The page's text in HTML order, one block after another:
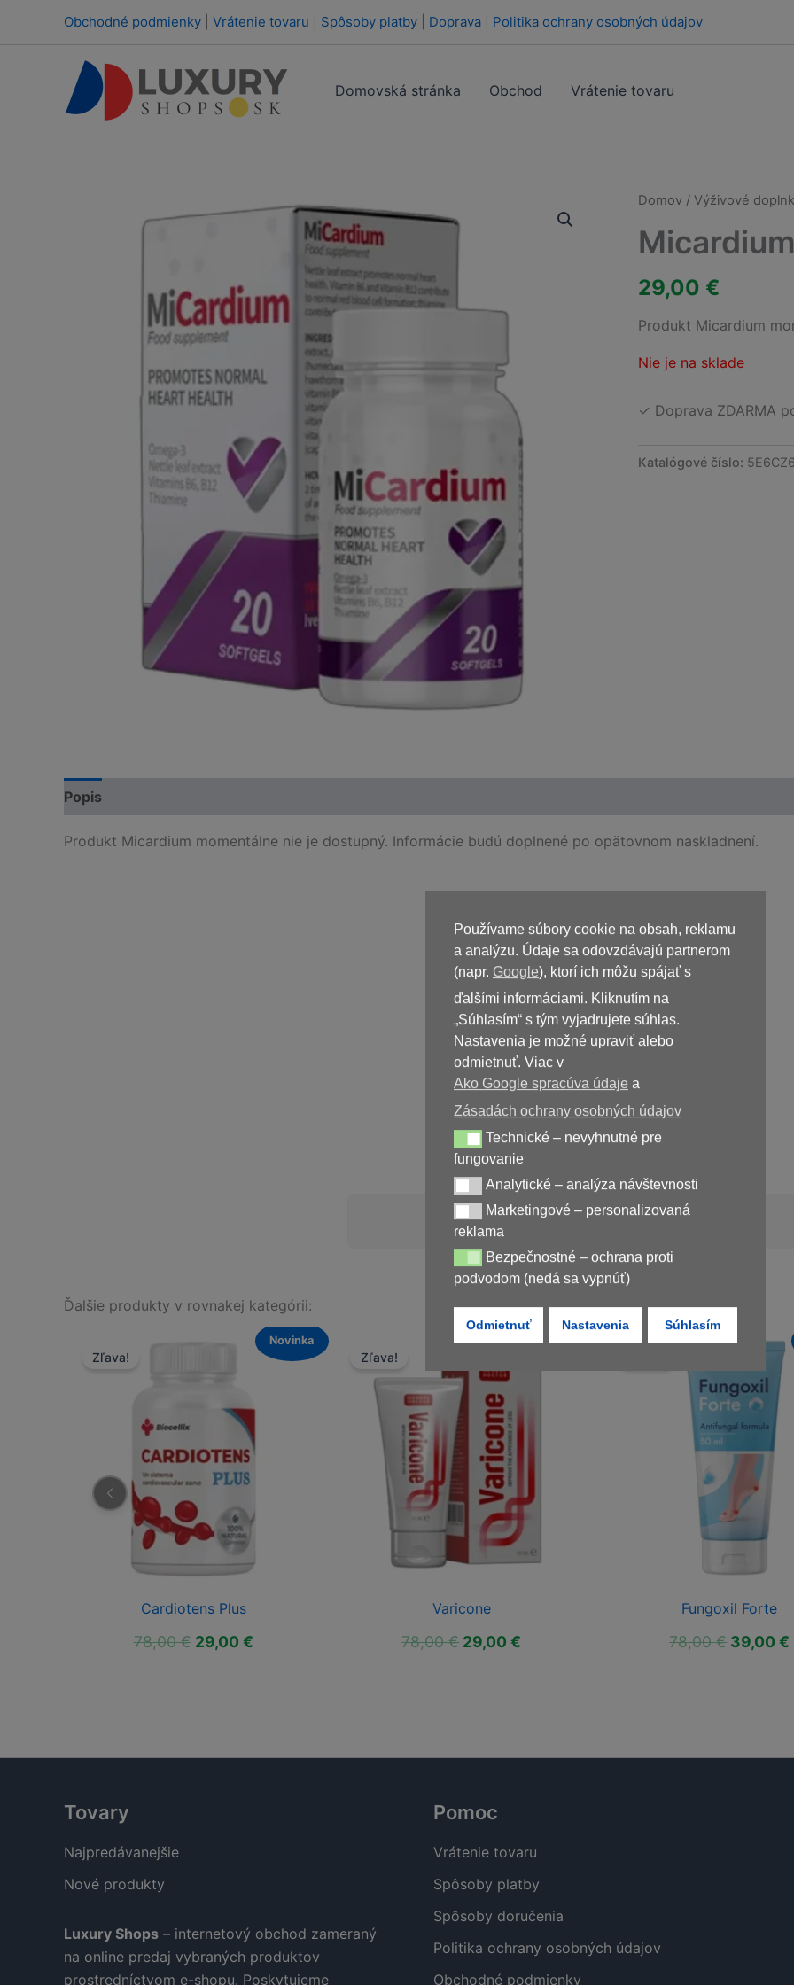
Používame súbory cookie na obsah, reklamu
a analýzu. Údaje sa odovzdávajú partnerom
(napr. Google), ktorí ich môžu spájať s
ďalšími informáciami. Kliknutím na
„Súhlasím“ s tým vyjadrujete súhlas.
Nastavenia je možné upraviť alebo
odmietnuť. Viac v
Ako Google spracúva údaje a
Zásadách ochrany osobných údajov
Technické – nevyhnutné pre fungovanie
Technické – nevyhnutné pre
fungovanie
Analytické – analýza návštevnosti
Analytické – analýza návštevnosti
Marketingové – personalizovaná reklama
Marketingové – personalizovaná
reklama
Bezpečnostné – ochrana proti podvodom (nedá sa vypnúť)
Bezpečnostné – ochrana proti
podvodom (nedá sa vypnúť)
Odmietnuť Nastavenia Súhlasím
Obchodné podmienky Vrátenie tovaru Spôsoby platby Doprava Politika ochrany osobných údajov
Domovská stránka Obchod Vrátenie tovaru
Domov / Výživové
Micardium
29,00 €
Produkt Micardium
Nie je na sklade
✓ Doprava ZDARMA
Katalógové číslo:
Popis
Produkt Micardium momentálne nie je dostupný. Informácie budú doplnené po opätovnom naskladnení.
Kúpiť Micardium
29,00€
Nedostupné
Ďalšie produkty v rovnakej kategórii:
Novinka
Zľava!
Cardiotens Plus
78,00€ Pôvodná
29,00 €Aktuálna
Novinka
Zľava!
Varicone
78,00€ Pôvodná
29,00€
Fungoxil Forte
78,00€ Pôvodná
39,00€
Tovary
Najpredávanejšie
Nové produkty
Luxury Shops – internetový obchod zameraný
na online predaj vybraných produktov
prostredníctvom e-shopu. Poskytujeme
Pomoc
Vrátenie tovaru
Spôsoby platby
Spôsoby doručenia
Politika ochrany osobných údajov
Obchodné podmienky